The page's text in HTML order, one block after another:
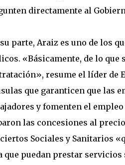
directamente al
parte, Araiz es uno de los
«Básicamente, de lo que
resume el líder de
que garanticen que las
y fomenten el
las concesiones al
Sociales y Sanitarios
que puedan prestar